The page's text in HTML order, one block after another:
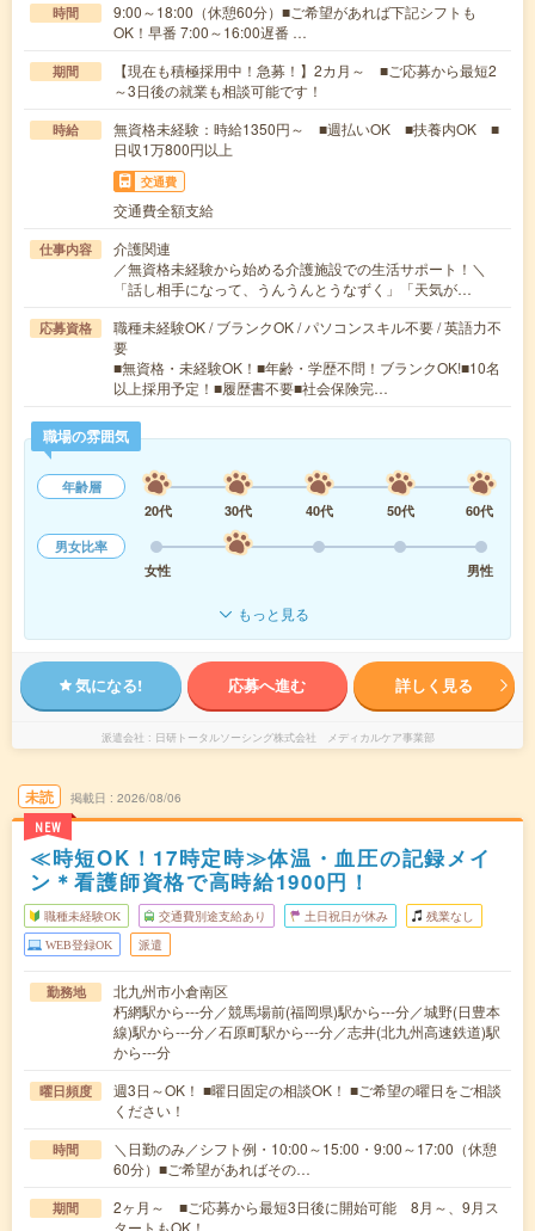
時間
9:00～18:00（休憩60分）■ご希望があれば下記シフトも
OK！早番 7:00～16:00遅番 …
期間
【現在も積極採用中！急募！】2カ月～ ■ご応募から最短2
～3日後の就業も相談可能です！
時給
無資格未経験：時給1350円～ ■週払いOK ■扶養内OK ■
日収1万800円以上
交通費
交通費全額支給
仕事内容
介護関連
／無資格未経験から始める介護施設での生活サポート！＼
「話し相手になって、うんうんとうなずく」「天気が…
応募資格
職種未経験OK / ブランクOK / パソコンスキル不要 / 英語力不
要
■無資格・未経験OK！■年齢・学歴不問！ブランクOK!■10名
以上採用予定！■履歴書不要■社会保険完…
職場の雰囲気
年齢層
20代
30代 40代 50代
60代
男女比率
女性
男性
もっと見る
気になる! 応募へ進む 詳しく見る
派遣会社 日研トータルソーシング株式会社 メディカルケア事業部
未読
NEW
掲載日 2026/08/06
≪時短OK！17時定時≫体温・血圧の記録メイ
ン＊看護師資格で高時給1900円！
職種未経験OK 交通費別途支給あり 土日祝日が休み 残業なし
WEB登録OK 派遣
勤務地
北九州市小倉南区
朽網駅から---分／競馬場前(福岡県)駅から---分／城野(日豊本
線)駅から---分／石原町駅から---分／志井(北九州高速鉄道)駅
から---分
曜日頻度
週3日～OK！ ■曜日固定の相談OK！ ■ご希望の曜日をご相談
ください！
時間
＼日勤のみ／シフト例・10:00～15:00・9:00～17:00（休憩
60分）■ご希望があればその…
期間
2ヶ月～ ■ご応募から最短3日後に開始可能 8月～、9月ス
タートもOK！